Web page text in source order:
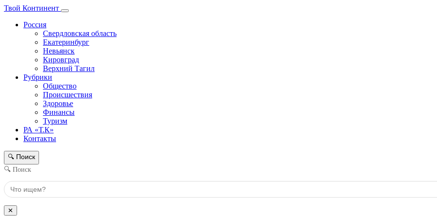
Твой Континент
Россия
Свердловская область
Екатеринбург
Невьянск
Кировград
Верхний Тагил
Рубрики
Общество
Происшествия
Здоровье
Финансы
Туризм
РА «Т.К»
Контакты
🔍 Поиск
🔍 Поиск
✕